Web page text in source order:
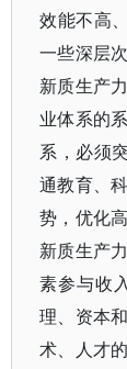
效能不高
一些深层
新质生产
业体系的
系，必须
通教育、
势，优化
新质生产
素参与收
理、资本
术、人才